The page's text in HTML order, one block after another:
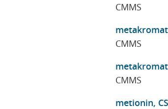
CMMS
CMMS
CMMS
metionin,